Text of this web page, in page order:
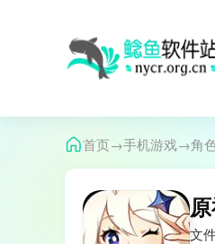
首页→手机游戏→角
文